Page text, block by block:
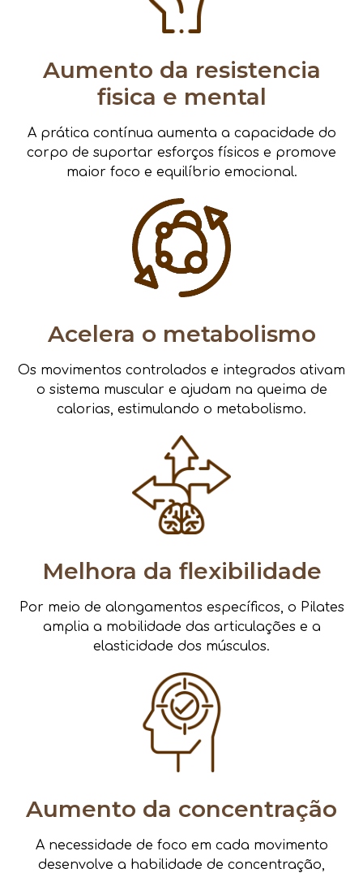
Aumento da resistencia
fisica e mental
A prática contínua aumenta a capacidade do
corpo de suportar esforços físicos e promove
maior foco e equilíbrio emocional.
Acelera o metabolismo
Os movimentos controlados e integrados ativam
o sistema muscular e ajudam na queima de
calorias, estimulando o metabolismo.
Melhora da flexibilidade
Por meio de alongamentos específicos, o Pilates
amplia a mobilidade das articulações e a
elasticidade dos músculos.
Aumento da concentração
A necessidade de foco em cada movimento
desenvolve a habilidade de concentração,